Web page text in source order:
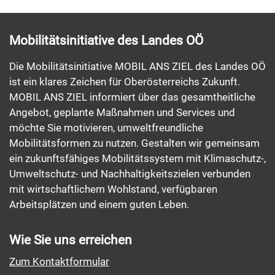
Mobilitätsinitiative des Landes OÖ
Die Mobilitätsinitiative MOBIL ANS ZIEL des Landes OÖ
ist ein klares Zeichen für Oberösterreichs Zukunft.
MOBIL ANS ZIEL informiert über das gesamtheitliche
Angebot, geplante Maßnahmen und Services und
möchte Sie motivieren, umweltfreundliche
Mobilitätsformen zu nutzen. Gestalten wir gemeinsam
ein zukunftsfähiges Mobilitätssystem mit Klimaschutz-,
Umweltschutz- und Nachhaltigkeitszielen verbunden
mit wirtschaftlichem Wohlstand, verfügbaren
Arbeitsplätzen und einem guten Leben.
Wie Sie uns erreichen
Zum Kontaktformular